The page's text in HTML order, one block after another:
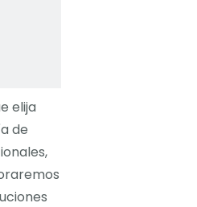
elija
de